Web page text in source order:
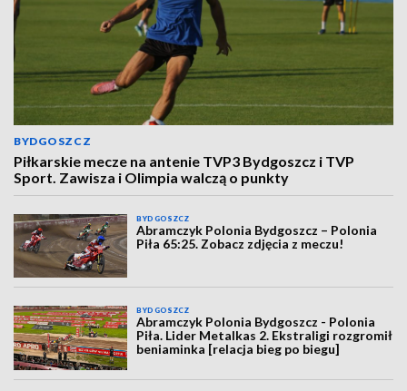
BYDGOSZCZ
Piłkarskie mecze na antenie TVP3 Bydgoszcz i TVP
Sport. Zawisza i Olimpia walczą o punkty
BYDGOSZCZ
Abramczyk Polonia Bydgoszcz – Polonia
Piła 65:25. Zobacz zdjęcia z meczu!
BYDGOSZCZ
Abramczyk Polonia Bydgoszcz - Polonia
Piła. Lider Metalkas 2. Ekstraligi rozgromił
beniaminka [relacja bieg po biegu]